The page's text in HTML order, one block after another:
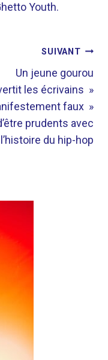
Youth.
SUIVANT
Un jeune gourou
les écrivains »
faux »
prudents avec
l’histoire du hip-hop